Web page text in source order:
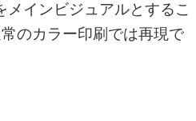
インビジュアルとするこ
のカラー印刷では再現で